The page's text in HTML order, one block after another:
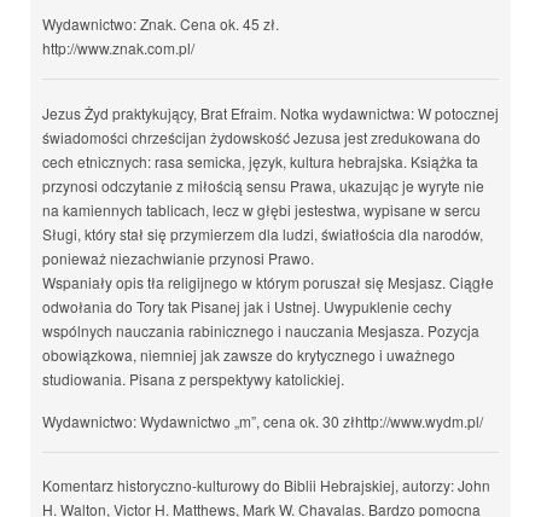
Wydawnictwo: Znak. Cena ok. 45 zł.
http://www.znak.com.pl/
Jezus Żyd praktykujący, Brat Efraim. Notka wydawnictwa: W potocznej
świadomości chrześcijan żydowskość Jezusa jest zredukowana do
cech etnicznych: rasa semicka, język, kultura hebrajska. Książka ta
przynosi odczytanie z miłością sensu Prawa, ukazując je wyryte nie
na kamiennych tablicach, lecz w głębi jestestwa, wypisane w sercu
Sługi, który stał się przymierzem dla ludzi, światłościa dla narodów,
ponieważ niezachwianie przynosi Prawo.
Wspaniały opis tła religijnego w którym poruszał się Mesjasz. Ciągłe
odwołania do Tory tak Pisanej jak i Ustnej. Uwypuklenie cechy
wspólnych nauczania rabinicznego i nauczania Mesjasza. Pozycja
obowiązkowa, niemniej jak zawsze do krytycznego i uważnego
studiowania. Pisana z perspektywy katolickiej.
Wydawnictwo: Wydawnictwo „m”, cena ok. 30 złhttp://www.wydm.pl/
Komentarz historyczno-kulturowy do Biblii Hebrajskiej, autorzy: John
H. Walton, Victor H. Matthews, Mark W. Chavalas. Bardzo pomocna